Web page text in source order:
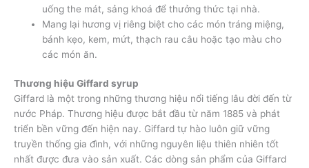
uống the mát, sảng khoá để thưởng thức tại nhà.
Mang lại hương vị riêng biệt cho các món tráng miệng,
bánh kẹo, kem, mứt, thạch rau câu hoặc tạo màu cho
các món ăn.
Thương hiệu Giffard syrup
Giffard là một trong những thương hiệu nổi tiếng lâu đời đến từ
nước Pháp. Thương hiệu được bắt đầu từ năm 1885 và phát
triển bền vững đến hiện nay. Giffard tự hào luôn giữ vững
truyền thống gia đình, với những nguyên liệu thiên nhiên tốt
nhất được đưa vào sản xuất. Các dòng sản phẩm của Giffard